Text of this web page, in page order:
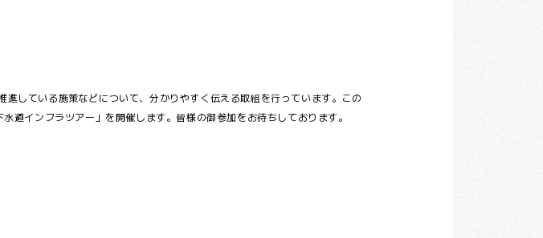
している施策などについて、分かりやすく伝える取組を行っています。この
道インフラツアー」を開催します。皆様の御参加をお待ちしております。